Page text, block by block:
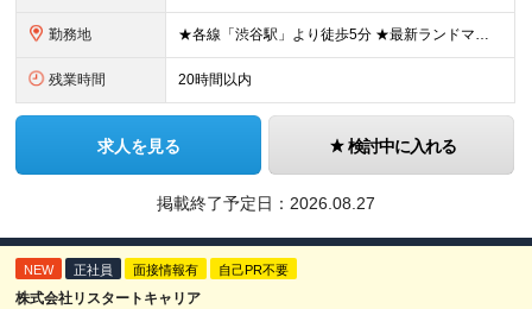
勤務地 ★各線「渋谷駅」より徒歩5分 ★最新ランドマークオフィスです！ ★転勤はありません 【本社】 東京都渋谷区道玄坂2-25-12 道玄坂通 dogenzaka-dori 5階 ※(変更の範囲)上記を除
残業時間 20時間以内
求人を見る 検討中に入れる
掲載終了予定日： 2026.08.27
NEW 正社員 面接情報有 自己PR不要
株式会社リスタートキャリア